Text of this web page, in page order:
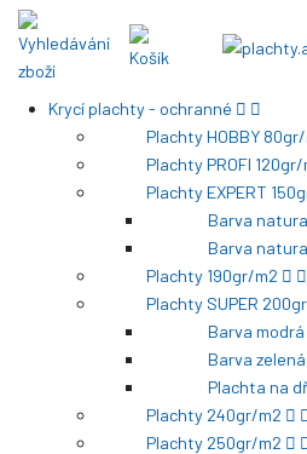
Krycí plachty - ochranné
Plachty HOBBY
Plachty PROFI 120gr/
Plachty EXPERT
Barva
Barva
Plachty 190gr/m2
Plachty SUPER
Barva modrá
Barva zelená
Plachta na
Plachty 240gr/m2
Plachty 250gr/m2